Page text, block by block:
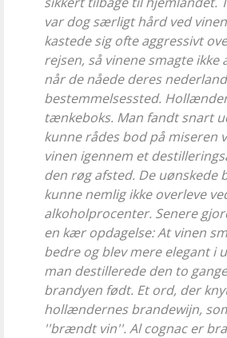
var dog særligt hård ved
kastede sig ofte aggressivt
rejsen, så vinene smagte ikke
når de nåede deres
bestemmelsessted.
tænkeboks. Man fandt snart
kunne rådes bod på miseren
vinen igennem et
den røg afsted. De uønskede
kunne nemlig ikke overleve
alkoholprocenter. Senere
en kær opdagelse: At vinen
bedre og blev mere elegant i
man destillerede den to
brandyen født. Et ord, der
hollændernesbrandewijn,
''brændt vin''. Al cognac er